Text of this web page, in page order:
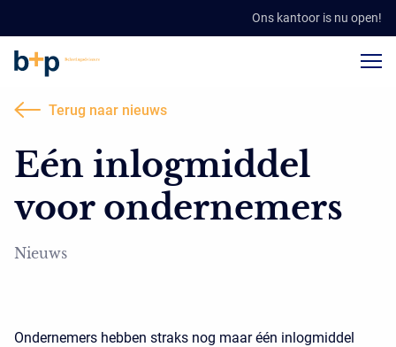
Ons kantoor is nu open!
Terug naar nieuws
Eén inlogmiddel
voor ondernemers
Nieuws
Ondernemers hebben straks nog maar één inlogmiddel